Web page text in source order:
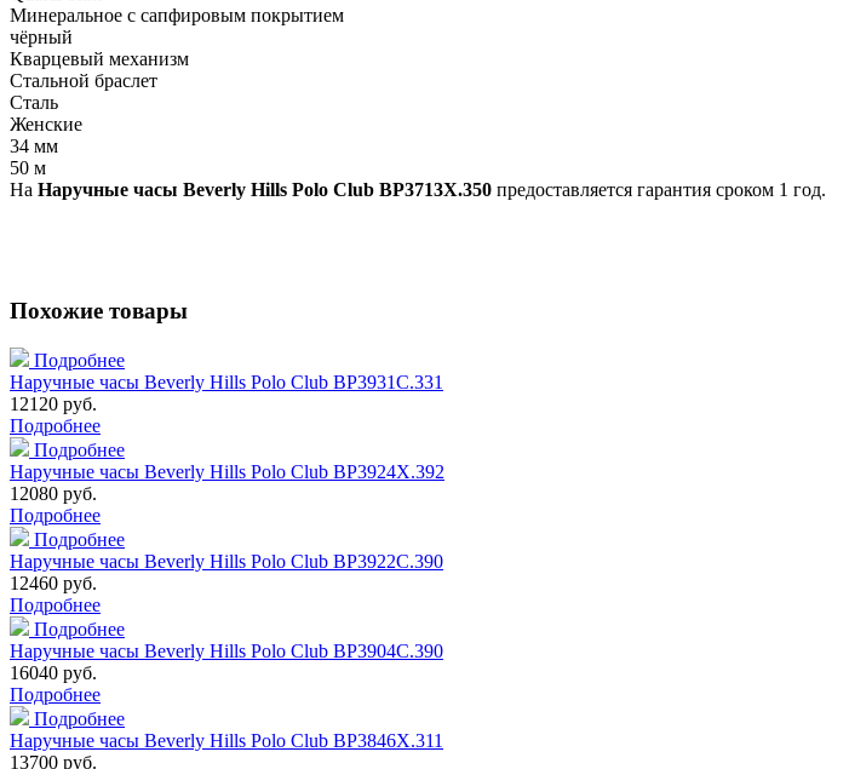
Минеральное с сапфировым покрытием
чёрный
Кварцевый механизм
Стальной браслет
Сталь
Женские
34 мм
50 м
На Наручные часы Beverly Hills Polo Club BP3713X.350 предоставляется гарантия сроком 1 год.
Похожие товары
Подробнее
Наручные часы Beverly Hills Polo Club BP3931C.331
12120 руб.
Подробнее
Подробнее
Наручные часы Beverly Hills Polo Club BP3924X.392
12080 руб.
Подробнее
Подробнее
Наручные часы Beverly Hills Polo Club BP3922C.390
12460 руб.
Подробнее
Подробнее
Наручные часы Beverly Hills Polo Club BP3904C.390
16040 руб.
Подробнее
Подробнее
Наручные часы Beverly Hills Polo Club BP3846X.311
13700 руб.